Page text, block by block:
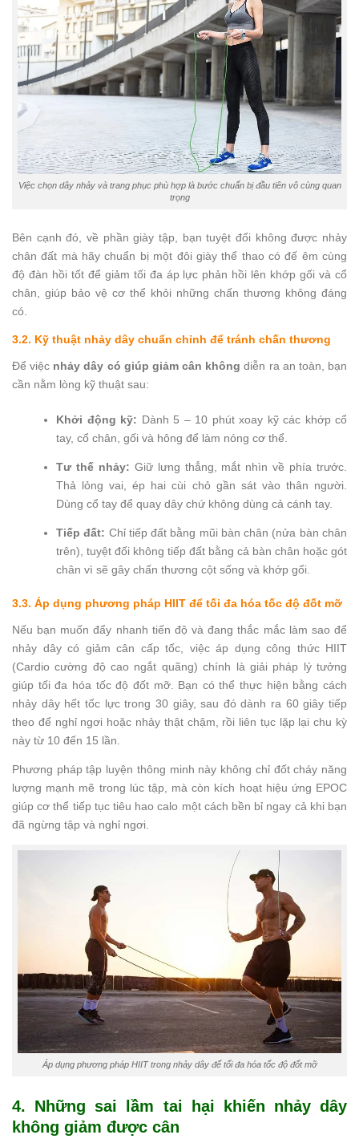
Việc chọn dây nhảy và trang phục phù hợp là bước chuẩn bị đầu tiên vô cùng quan
trọng
Bên cạnh đó, về phần giày tập, bạn tuyệt đối không được nhảy
chân đất mà hãy chuẩn bị một đôi giày thể thao có đế êm cùng
độ đàn hồi tốt để giảm tối đa áp lực phản hồi lên khớp gối và cổ
chân, giúp bảo vệ cơ thể khỏi những chấn thương không đáng
có.
3.2. Kỹ thuật nhảy dây chuẩn chỉnh để tránh chấn thương
Để việc nhảy dây có giúp giảm cân không diễn ra an toàn, bạn
cần nằm lòng kỹ thuật sau:
Khởi động kỹ: Dành 5 – 10 phút xoay kỹ các khớp cổ
tay, cổ chân, gối và hông để làm nóng cơ thể.
Tư thế nhảy: Giữ lưng thẳng, mắt nhìn về phía trước.
Thả lỏng vai, ép hai cùi chỏ gần sát vào thân người.
Dùng cổ tay để quay dây chứ không dùng cả cánh tay.
Tiếp đất: Chỉ tiếp đất bằng mũi bàn chân (nửa bàn chân
trên), tuyệt đối không tiếp đất bằng cả bàn chân hoặc gót
chân vì sẽ gây chấn thương cột sống và khớp gối.
3.3. Áp dụng phương pháp HIIT để tối đa hóa tốc độ đốt mỡ
Nếu bạn muốn đẩy nhanh tiến độ và đang thắc mắc làm sao để
nhảy dây có giảm cân cấp tốc, việc áp dụng công thức HIIT
(Cardio cường độ cao ngắt quãng) chính là giải pháp lý tưởng
giúp tối đa hóa tốc độ đốt mỡ. Bạn có thể thực hiện bằng cách
nhảy dây hết tốc lực trong 30 giây, sau đó dành ra 60 giây tiếp
theo để nghỉ ngơi hoặc nhảy thật chậm, rồi liên tục lặp lại chu kỳ
này từ 10 đến 15 lần.
Phương pháp tập luyện thông minh này không chỉ đốt cháy năng
lượng mạnh mẽ trong lúc tập, mà còn kích hoạt hiệu ứng EPOC
giúp cơ thể tiếp tục tiêu hao calo một cách bền bỉ ngay cả khi bạn
đã ngừng tập và nghỉ ngơi.
Áp dụng phương pháp HIIT trong nhảy dây để tối đa hóa tốc độ đốt mỡ
4. Những sai lầm tai hại khiến nhảy dây
không giảm được cân